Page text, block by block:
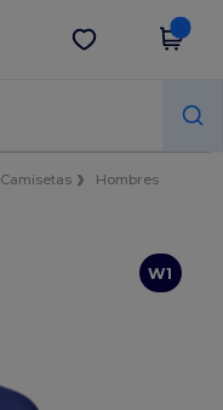
Descargar app
Camisetas
Hombres
W1